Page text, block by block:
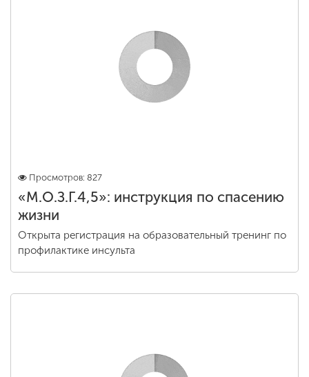
Просмотров: 827
«М.О.З.Г.4,5»: инструкция по спасению
жизни
Открыта регистрация на образовательный тренинг по
профилактике инсульта